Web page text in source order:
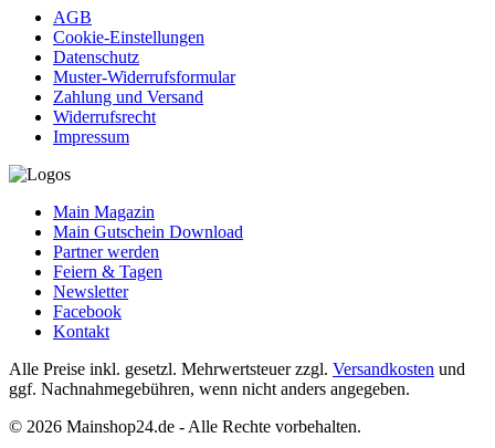
AGB
Cookie-Einstellungen
Datenschutz
Muster-Widerrufsformular
Zahlung und Versand
Widerrufsrecht
Impressum
Main Magazin
Main Gutschein Download
Partner werden
Feiern & Tagen
Newsletter
Facebook
Kontakt
Alle Preise inkl. gesetzl. Mehrwertsteuer zzgl. Versandkosten und
ggf. Nachnahmegebühren, wenn nicht anders angegeben.
© 2026 Mainshop24.de - Alle Rechte vorbehalten.